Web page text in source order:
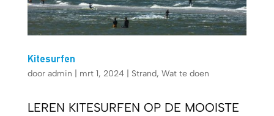
Kitesurfen
door admin mrt 1, 2024| Strand, Wat te doen
LEREN KITESURFEN OP DE MOOISTE